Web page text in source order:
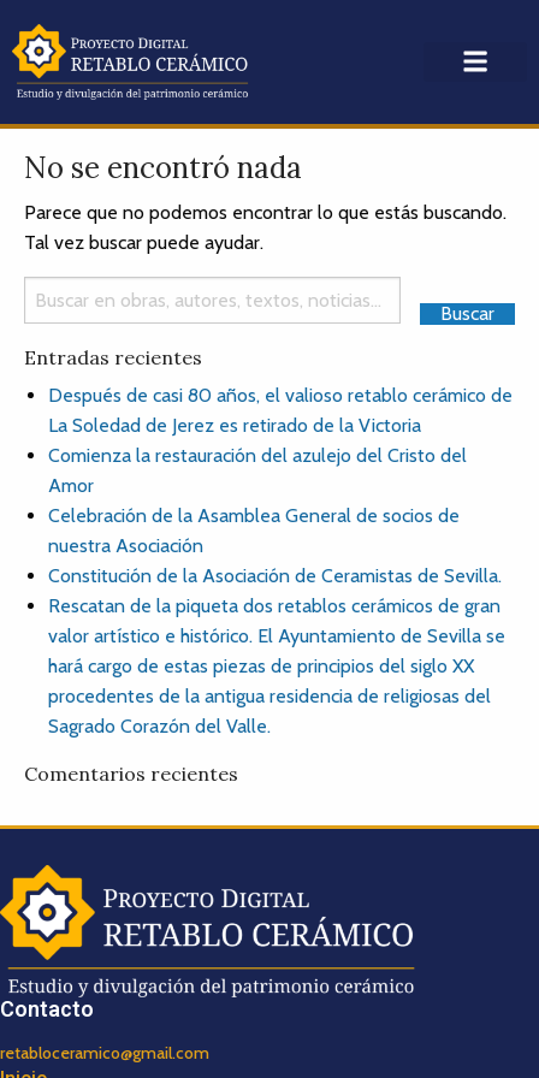
No se encontró nada
Parece que no podemos encontrar lo que estás buscando.
Tal vez buscar puede ayudar.
Entradas recientes
Después de casi 80 años, el valioso retablo cerámico de
La Soledad de Jerez es retirado de la Victoria
Comienza la restauración del azulejo del Cristo del
Amor
Celebración de la Asamblea General de socios de
nuestra Asociación
Constitución de la Asociación de Ceramistas de Sevilla.
Rescatan de la piqueta dos retablos cerámicos de gran
valor artístico e histórico. El Ayuntamiento de Sevilla se
hará cargo de estas piezas de principios del siglo XX
procedentes de la antigua residencia de religiosas del
Sagrado Corazón del Valle.
Comentarios recientes
Contacto
retabloceramico@gmail.com